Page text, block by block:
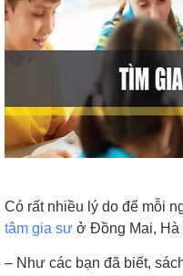
Có rất nhiều lý do để mỗi
tâm gia sư ở Đồng Mai, Hà
– Như các bạn đã biết,